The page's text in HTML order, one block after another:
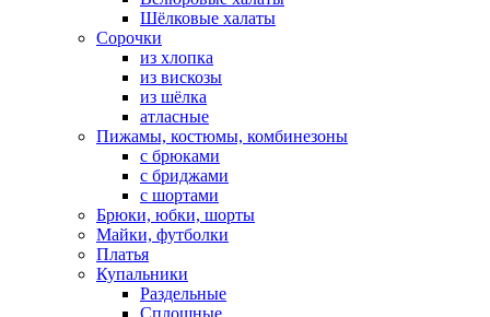
Шёлковые халаты
Сорочки
из хлопка
из вискозы
из шёлка
атласные
Пижамы, костюмы, комбинезоны
с брюками
с бриджами
с шортами
Брюки, юбки, шорты
Майки, футболки
Платья
Купальники
Раздельные
Сплошные